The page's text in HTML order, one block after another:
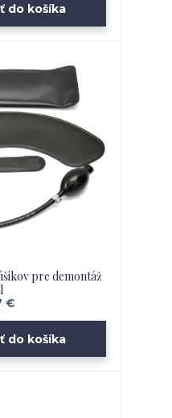
do košíka
pre demontáž
€
do košíka